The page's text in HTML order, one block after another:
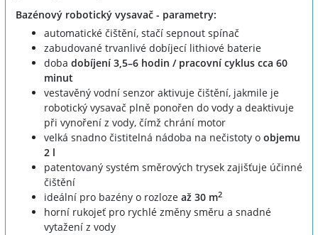
Bazénový robotický vysavač - parametry:
automatické čištění, stačí sepnout spínač
zabudované trvanlivé dobíjecí lithiové baterie
doba dobíjení 3,5–6 hodin / pracovní cyklus cca 60
minut
vestavěný vodní senzor aktivuje čištění, jakmile je
robotický vysavač plně ponořen do vody a deaktivuje
při vynoření z vody, čímž chrání motor
velká snadno čistitelná nádoba na nečistoty o objemu
2 l
patentovaný systém směrových trysek zajišťuje účinné
čištění
ideální pro bazény o rozloze až 30 m2
horní rukojeť pro rychlé změny směru a snadné
vytažení z vody